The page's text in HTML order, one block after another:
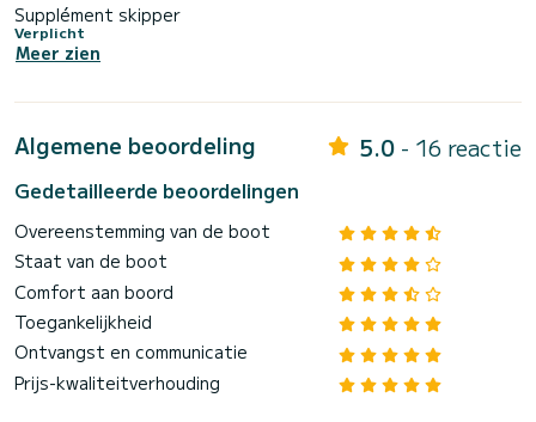
Supplément skipper
Verplicht
Meer zien
Algemene beoordeling 5.0 - 16 reactie
Gedetailleerde beoordelingen
Overeenstemming van de boot
Staat van de boot
Comfort aan boord
Toegankelijkheid
Ontvangst en communicatie
Prijs-kwaliteitverhouding